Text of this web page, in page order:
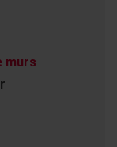
murs